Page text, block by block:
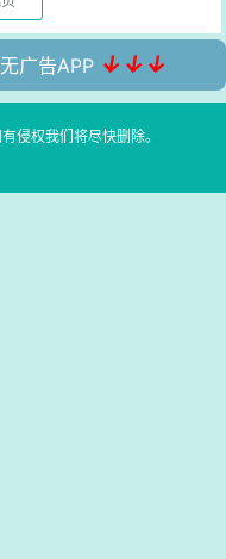
广告APP ↓↓↓
侵权我们将尽快删除。